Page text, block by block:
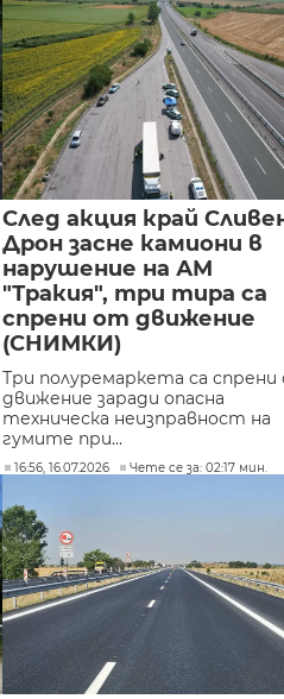
След акция край
Дрон засне камиони в
нарушение на АМ
"Тракия", три тира са
спрени от движение
(СНИМКИ)
Три полуремаркета са
движение заради опасна
техническа неизправност на
гумите при...
16:56, 16.07.2026 Чете се за: 02:17 мин.